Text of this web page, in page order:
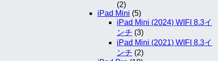
(2)
iPad Mini (5)
iPad Mini (2024) WIFI 8.3イ
ンチ (3)
iPad Mini (2021) WIFI 8.3イ
ンチ (2)